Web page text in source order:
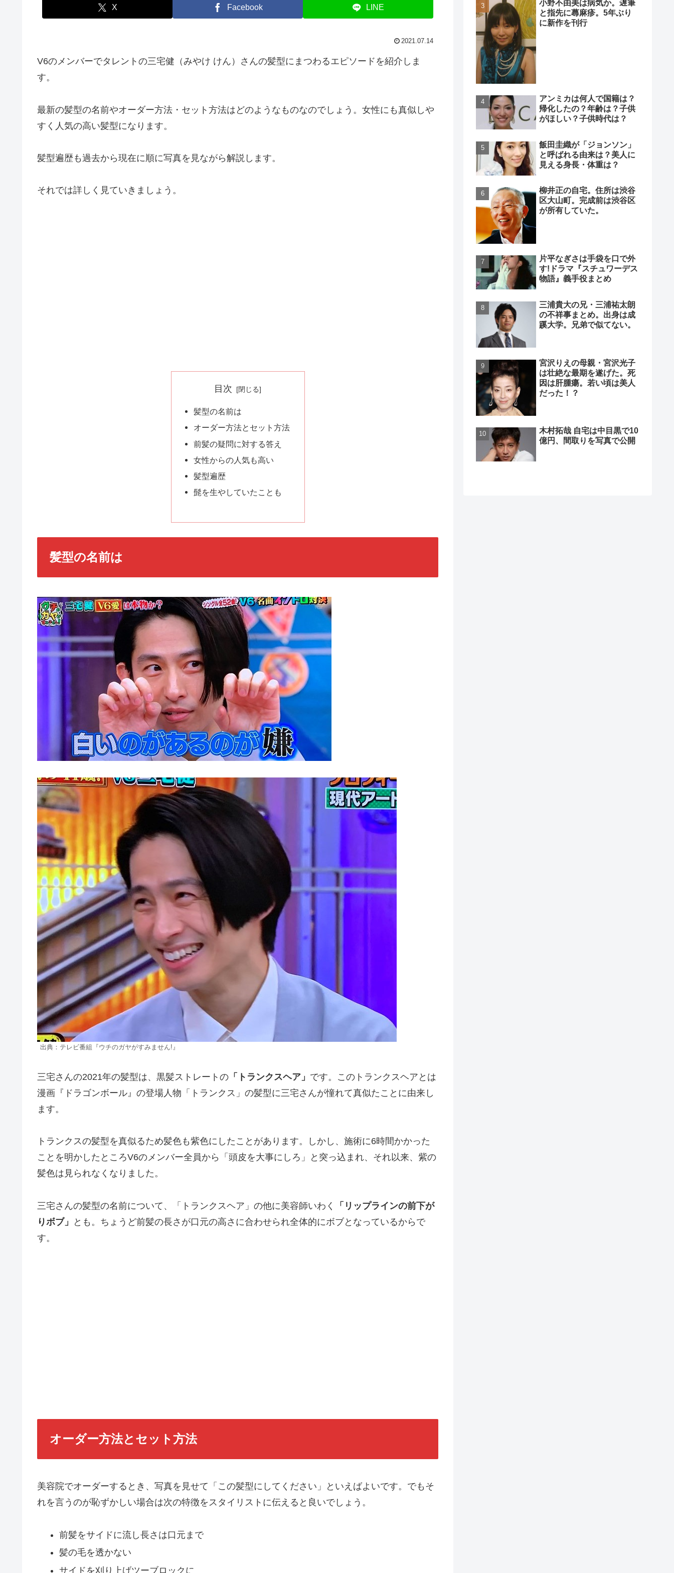
X Facebook LINE
2021.07.14
V6のメンバーでタレントの三宅健（みやけ けん）さんの髪型にまつわるエピソードを紹介しま
す。
最新の髪型の名前やオーダー方法・セット方法はどのようなものなのでしょう。女性にも真似しや
すく人気の高い髪型になります。
髪型遍歴も過去から現在に順に写真を見ながら解説します。
それでは詳しく見ていきましょう。
目次
髪型の名前は
オーダー方法とセット方法
前髪の疑問に対する答え
女性からの人気も高い
髪型遍歴
髭を生やしていたことも
髪型の名前は
出典：テレビ番組『ウチのガヤがすみません!』
三宅さんの2021年の髪型は、黒髪ストレートの 「トランクスヘア」 です。このトランクスヘアとは
漫画『ドラゴンボール』の登場人物「トランクス」の髪型に三宅さんが憧れて真似たことに由来し
ます。
トランクスの髪型を真似るため髪色も紫色にしたことがあります。しかし、施術に6時間かかった
ことを明かしたところV6のメンバー全員から「頭皮を大事にしろ」と突っ込まれ、それ以来、紫の
髪色は見られなくなりました。
三宅さんの髪型の名前について、「トランクスヘア」の他に美容師いわく
「リップラインの前下が
りボブ」
とも。ちょうど前髪の長さが口元の高さに合わせられ全体的にボブとなっているからで
す。
オーダー方法とセット方法
美容院でオーダーするとき、写真を見せて「この髪型にしてください」といえばよいです。でもそ
れを言うのが恥ずかしい場合は次の特徴をスタイリストに伝えると良いでしょう。
前髪をサイドに流し長さは口元まで
髪の毛を透かない
サイドを刈り上げツーブロックに
小野不由美は病気か。遅筆
と指先に蕁麻疹。5年ぶり
に新作を刊行
アンミカは何人で国籍は？
帰化したの？年齢は？子供
がほしい？子供時代は？
飯田圭織が「ジョンソン」
と呼ばれる由来は？美人に
見える身長・体重は？
柳井正の自宅。住所は渋谷
区大山町。完成前は渋谷区
が所有していた。
片平なぎさは手袋を口で外
す!ドラマ『スチュワーデス
物語』義手役まとめ
三浦貴大の兄・三浦祐太朗
の不祥事まとめ。出身は成
蹊大学。兄弟で似てない。
宮沢りえの母親・宮沢光子
は壮絶な最期を遂げた。死
因は肝腫瘍。若い頃は美人
だった！？
木村拓哉 自宅は中目黒で10
億円、間取りを写真で公開